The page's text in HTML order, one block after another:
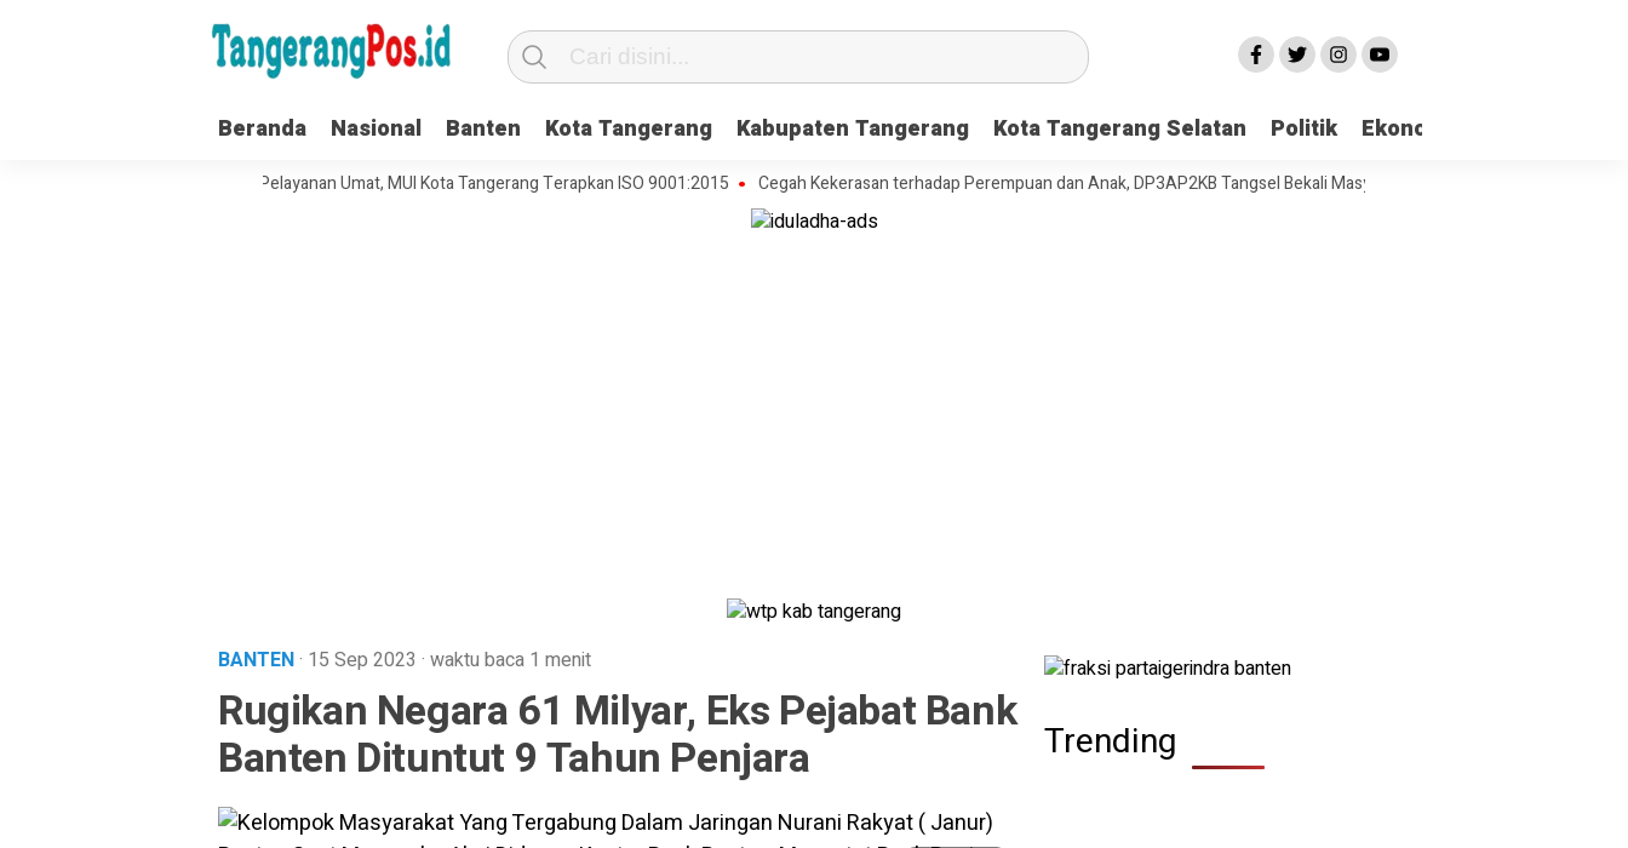
Beranda Nasional Banten Kota Tangerang Kabupaten Tangerang Kota Tangerang Selatan Politik Ekonomi
Kelola Organisasi dan Pelayanan Umat, MUI Kota Tangerang Terapkan ISO 9001:2015 Cegah Kekerasan terhadap Perempuan dan Anak, DP3AP2KB Tangsel Bekali Masyarakat Manajemen Stres dan Dukungan
BANTEN· 15 Sep 2023 · waktu baca 1 menit
Rugikan Negara 61 Milyar, Eks Pejabat Bank
Banten Dituntut 9 Tahun Penjara Trending